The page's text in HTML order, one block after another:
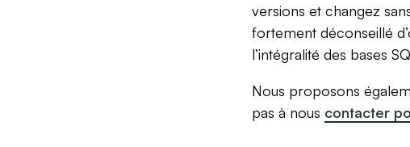
versions et changez
fortement déconseillé
l’intégralité des bases
Nous proposons
pas à nous contacter